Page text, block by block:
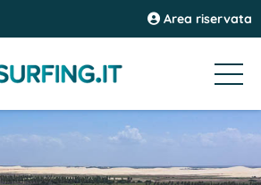
Area riservata